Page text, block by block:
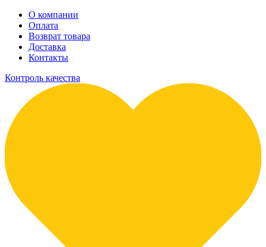
О компании
Оплата
Возврат товара
Доставка
Контакты
Контроль качества